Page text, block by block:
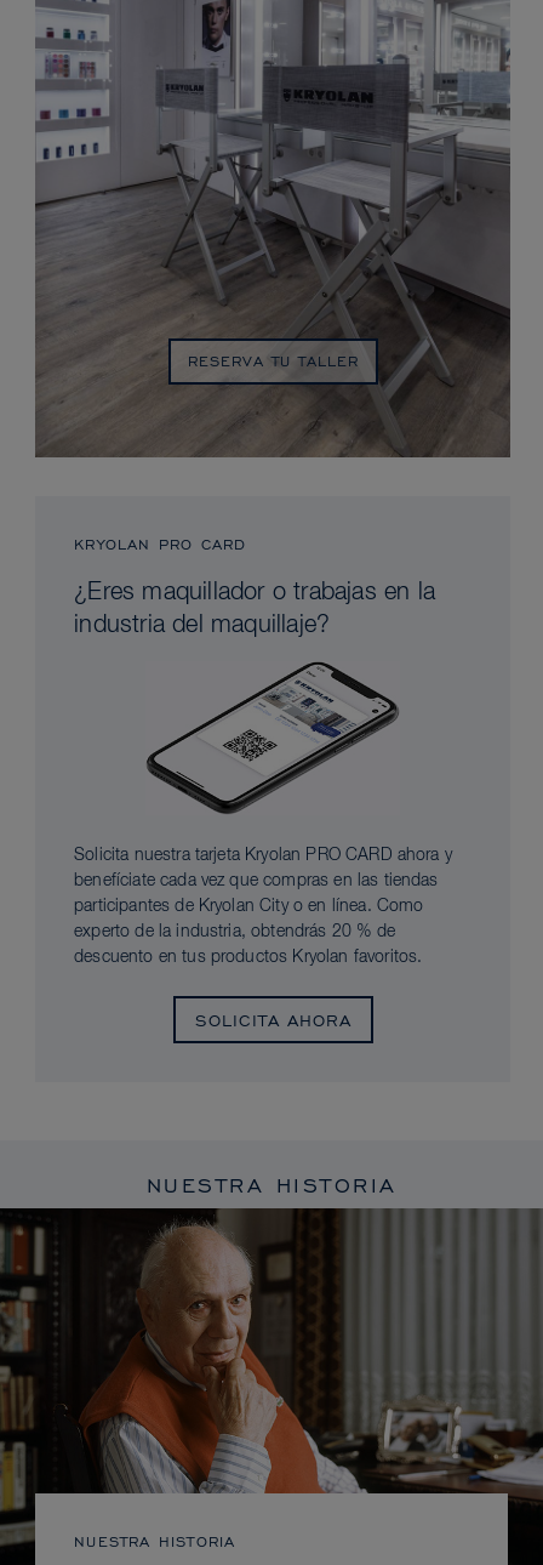
RESERVA TU TALLER
KRYOLAN PRO CARD
¿Eres maquillador o trabajas en la
industria del maquillaje?
Solicita nuestra tarjeta Kryolan PRO CARD ahora y
benefíciate cada vez que compras en las tiendas
participantes de Kryolan City o en línea. Como
experto de la industria, obtendrás 20 % de
descuento en tus productos Kryolan favoritos.
SOLICITA AHORA
NUESTRA HISTORIA
NUESTRA HISTORIA